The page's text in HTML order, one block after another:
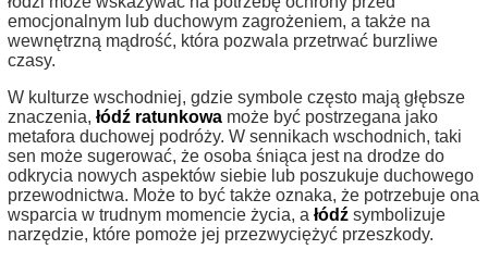
emocjonalnym lub duchowym zagrożeniem, a także na
wewnętrzną mądrość, która pozwala przetrwać burzliwe
czasy.
W kulturze wschodniej, gdzie symbole często mają głębsze
znaczenia, łódź ratunkowa może być postrzegana jako
metafora duchowej podróży. W sennikach wschodnich, taki
sen może sugerować, że osoba śniąca jest na drodze do
odkrycia nowych aspektów siebie lub poszukuje duchowego
przewodnictwa. Może to być także oznaka, że potrzebuje ona
wsparcia w trudnym momencie życia, a łódź symbolizuje
narzędzie, które pomoże jej przezwyciężyć przeszkody.